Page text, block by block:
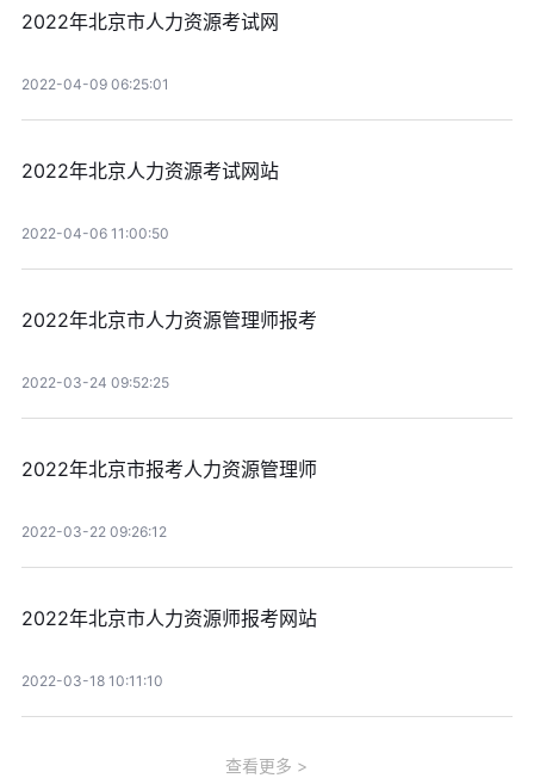
2022年北京市人力资源考试网
2022-04-09 06:25:01
2022年北京人力资源考试网站
2022-04-06 11:00:50
2022年北京市人力资源管理师报考
2022-03-24 09:52:25
2022年北京市报考人力资源管理师
2022-03-22 09:26:12
2022年北京市人力资源师报考网站
2022-03-18 10:11:10
查看更多